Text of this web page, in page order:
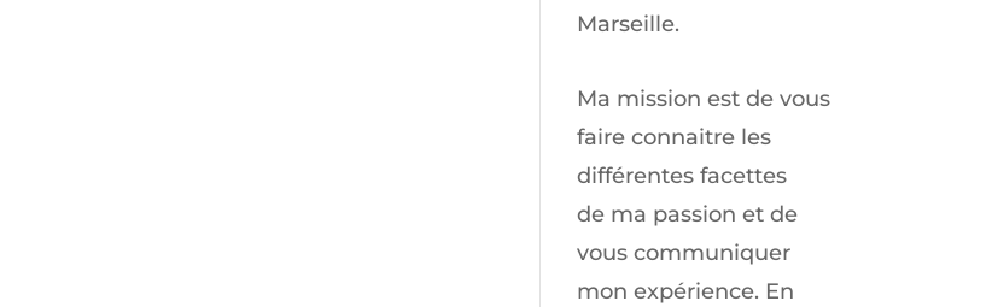
Marseille.
Ma mission est de vous
faire connaitre les
différentes facettes
de ma passion et de
vous communiquer
mon expérience. En